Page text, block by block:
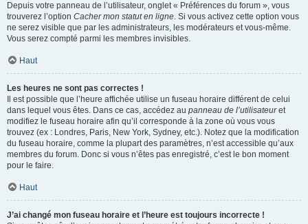
Depuis votre panneau de l’utilisateur, onglet « Préférences du forum », vous
trouverez l’option Cacher mon statut en ligne. Si vous activez cette option vous
ne serez visible que par les administrateurs, les modérateurs et vous-même.
Vous serez compté parmi les membres invisibles.
Haut
Les heures ne sont pas correctes !
Il est possible que l’heure affichée utilise un fuseau horaire différent de celui
dans lequel vous êtes. Dans ce cas, accédez au panneau de l’utilisateuret
modifiez le fuseau horaire afin qu’il corresponde à la zone où vous vous
trouvez (ex : Londres, Paris, New York, Sydney, etc.). Notez que la modification
du fuseau horaire, comme la plupart des paramètres, n’est accessible qu’aux
membres du forum. Donc si vous n’êtes pas enregistré, c’est le bon moment
pour le faire.
Haut
J’ai changé mon fuseau horaire et l’heure est toujours incorrecte !